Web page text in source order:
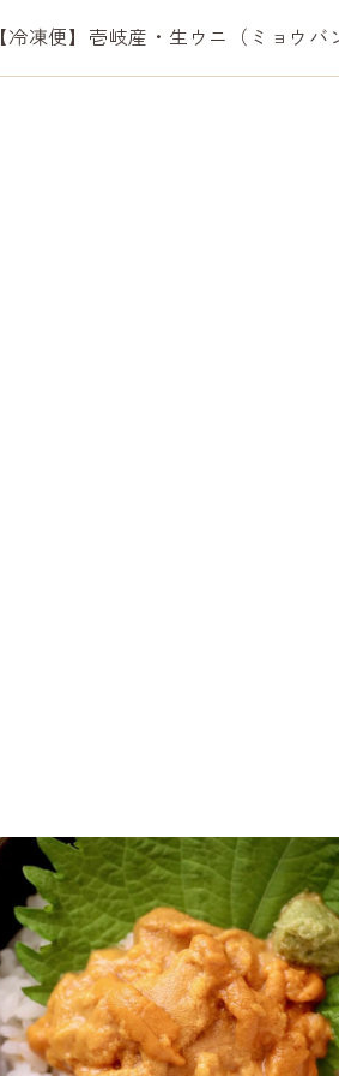
【冷凍便】壱岐産・生ウニ（ミョウバ